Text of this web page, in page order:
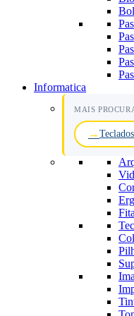
Informatica
MAIS